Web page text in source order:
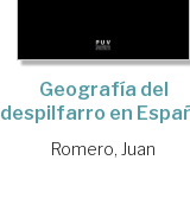
Geografía del
despilfarro en
Romero, Juan